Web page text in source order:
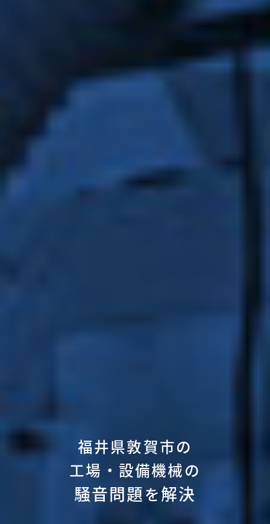
福井県敦賀市の
工場・設備機械の
騒音問題を解決